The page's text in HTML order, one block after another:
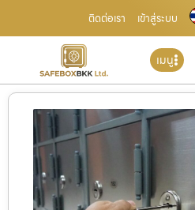
ติดต่อเรา เข้าสู่ระบบ
เมนู